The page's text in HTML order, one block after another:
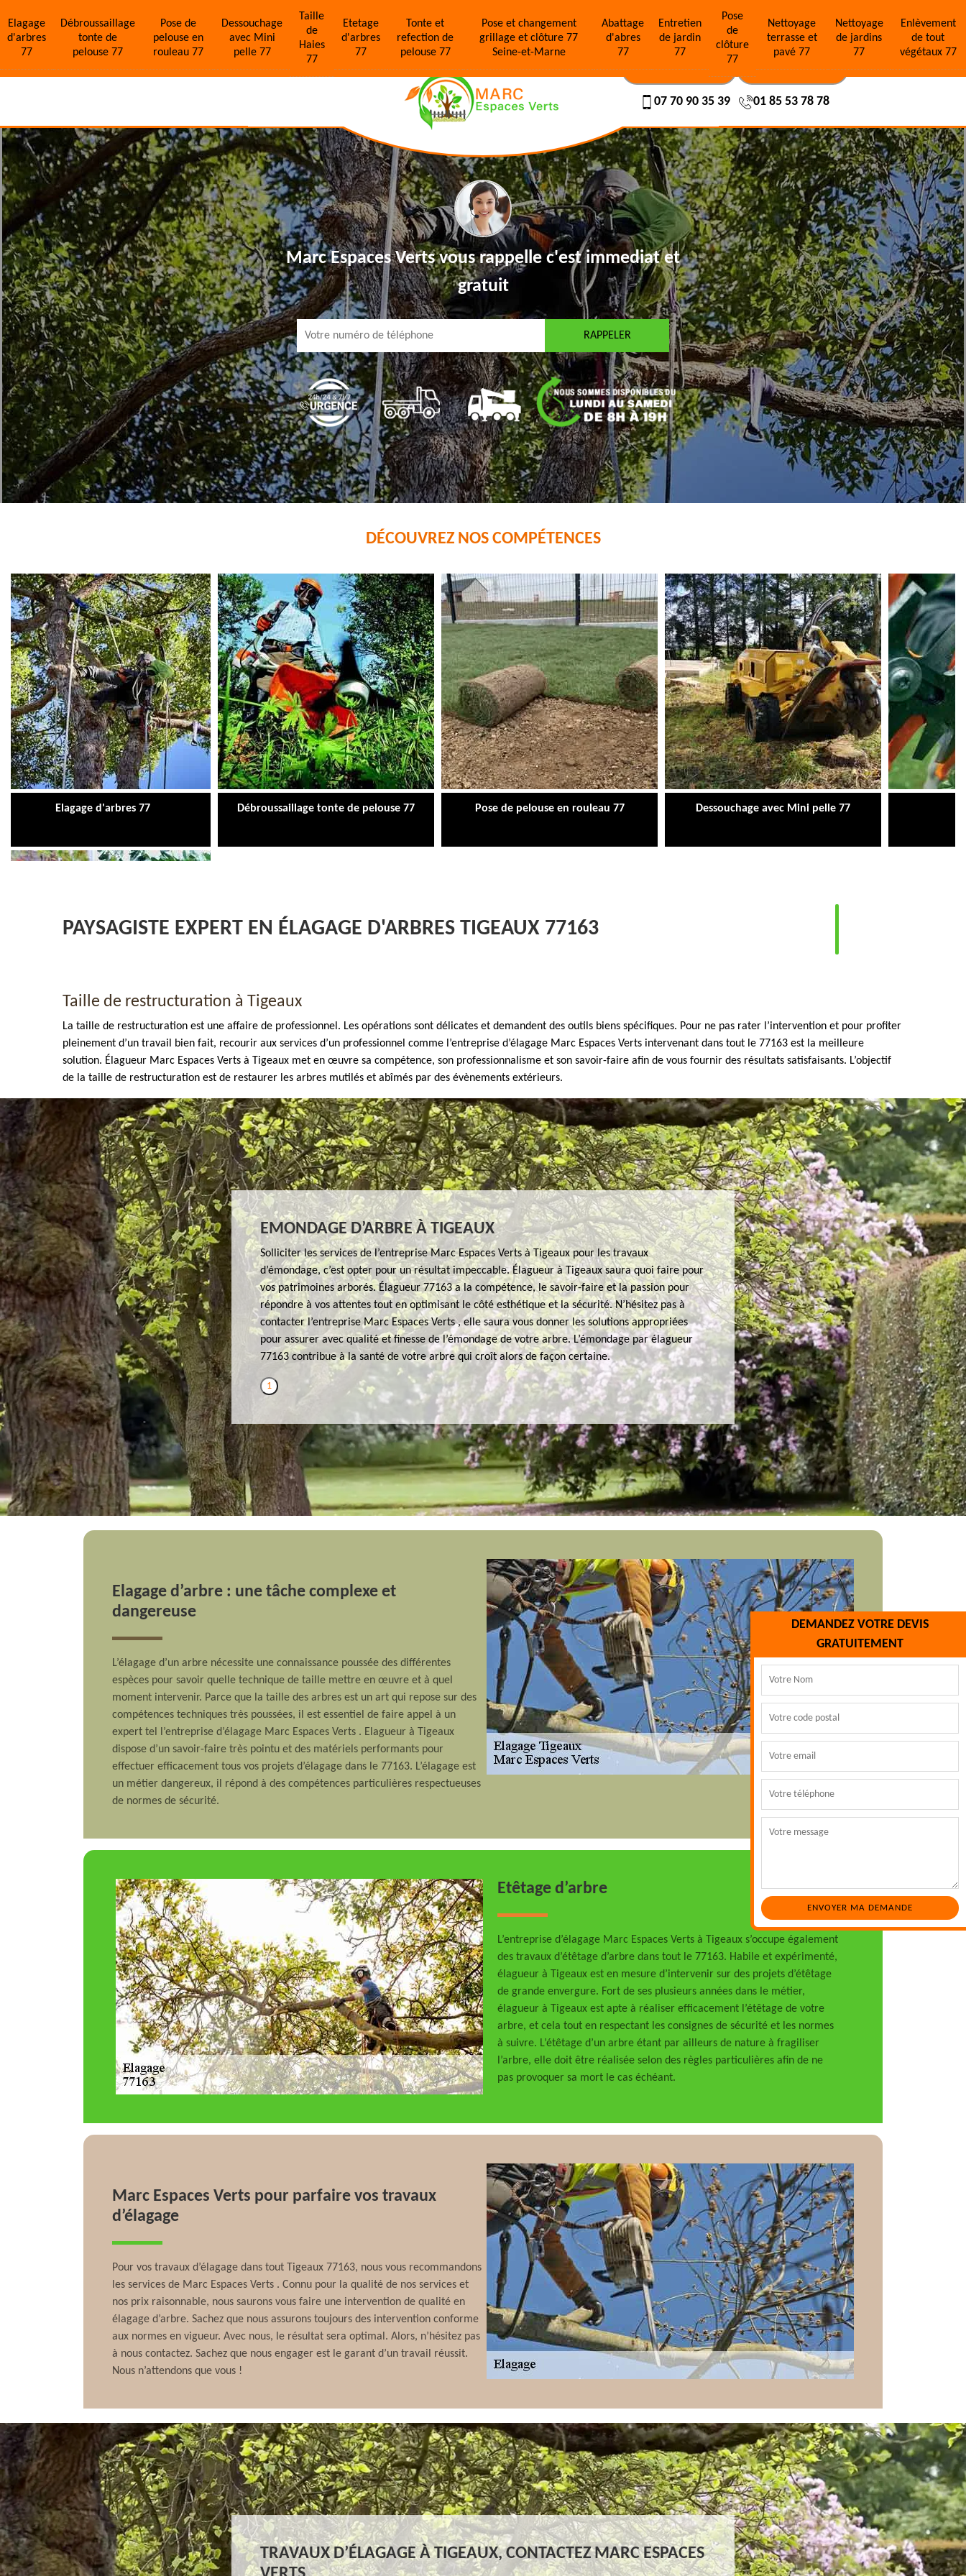
Elagage
d'arbres
77
Débroussaillage
tonte de
pelouse 77
Pose de
pelouse en
rouleau 77
Dessouchage
avec Mini
pelle 77
Taille
de
Haies
77
Etetage
d'arbres
77
Tonte et
refection de
pelouse 77
Pose et changement
grillage et clôture 77
Seine-et-Marne
Abattage
d'abres
77
Entretien
de jardin
77
Pose
de
clôture
77
Nettoyage
terrasse et
pavé 77
Nettoyage
de jardins
77
Enlèvement
de tout
végétaux 77
NOS RÉALISATIONS NOUS CONTACTER
07 70 90 35 39 01 85 53 78 78
Marc Espaces Verts vous rappellec'est immediat et
gratuit
DÉCOUVREZ NOS COMPÉTENCES
Elagage d'arbres 77 Débroussaillage tonte de pelouse 77 Pose de pelouse en rouleau 77 Dessouchage avec Mini pelle 77
DEMANDEZ VOTRE DEVIS
GRATUITEMENT
PAYSAGISTE EXPERT EN ÉLAGAGE D'ARBRES TIGEAUX 77163
Taille de restructuration à Tigeaux
La taille de restructuration est une affaire de professionnel. Les opérations sont délicates et demandent des outils biens spécifiques. Pour ne pas rater l’intervention et pour profiter
pleinement d’un travail bien fait, recourir aux services d’un professionnel comme l’entreprise d’élagage Marc Espaces Verts intervenant dans tout le 77163 est la meilleure
solution. Élagueur Marc Espaces Verts à Tigeaux met en œuvre sa compétence, son professionnalisme et son savoir-faire afin de vous fournir des résultats satisfaisants. L’objectif
de la taille de restructuration est de restaurer les arbres mutilés et abîmés par des évènements extérieurs.
EMONDAGE D’ARBRE À TIGEAUX
Solliciter les services de l’entreprise Marc Espaces Verts à Tigeaux pour les travaux
d’émondage, c’est opter pour un résultat impeccable. Élagueur à Tigeaux saura quoi faire pour
vos patrimoines arborés. Élagueur 77163 a la compétence, le savoir-faire et la passion pour
répondre à vos attentes tout en optimisant le côté esthétique et la sécurité. N’hésitez pas à
contacter l’entreprise Marc Espaces Verts , elle saura vous donner les solutions appropriées
pour assurer avec qualité et finesse de l’émondage de votre arbre. L’émondage par élagueur
77163 contribue à la santé de votre arbre qui croît alors de façon certaine.
1
Elagage d’arbre : une tâche complexe et
dangereuse
L’élagage d’un arbre nécessite une connaissance poussée des différentes
espèces pour savoir quelle technique de taille mettre en œuvre et à quel
moment intervenir. Parce que la taille des arbres est un art qui repose sur des
compétences techniques très poussées, il est essentiel de faire appel à un
expert tel l’entreprise d’élagage Marc Espaces Verts . Elagueur à Tigeaux
dispose d’un savoir-faire très pointu et des matériels performants pour
effectuer efficacement tous vos projets d’élagage dans le 77163. L’élagage est
un métier dangereux, il répond à des compétences particulières respectueuses
de normes de sécurité.
Etêtage d’arbre
L’entreprise d’élagage Marc Espaces Verts à Tigeaux s’occupe également
des travaux d’étêtage d’arbre dans tout le 77163. Habile et expérimenté,
élagueur à Tigeaux est en mesure d’intervenir sur des projets d’étêtage
de grande envergure. Fort de ses plusieurs années dans le métier,
élagueur à Tigeaux est apte à réaliser efficacement l’étêtage de votre
arbre, et cela tout en respectant les consignes de sécurité et les normes
à suivre. L’étêtage d’un arbre étant par ailleurs de nature à fragiliser
l’arbre, elle doit être réalisée selon des règles particulières afin de ne
pas provoquer sa mort le cas échéant.
Marc Espaces Verts pour parfaire vos travaux
d’élagage
Pour vos travaux d’élagage dans tout Tigeaux 77163, nous vous recommandons
les services de Marc Espaces Verts . Connu pour la qualité de nos services et
nos prix raisonnable, nous saurons vous faire une intervention de qualité en
élagage d’arbre. Sachez que nous assurons toujours des intervention conforme
aux normes en vigueur. Avec nous, le résultat sera optimal. Alors, n’hésitez pas
à nous contactez. Sachez que nous engager est le garant d’un travail réussit.
Nous n’attendons que vous !
TRAVAUX D’ÉLAGAGE À TIGEAUX, CONTACTEZ MARC ESPACES